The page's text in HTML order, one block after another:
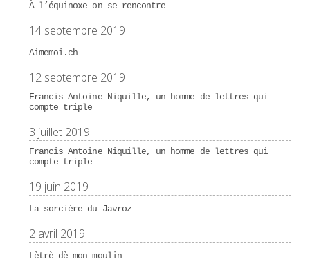
À l’équinoxe on se rencontre
14 septembre 2019
Aimemoi.ch
12 septembre 2019
Francis Antoine Niquille, un homme de lettres qui
compte triple
3 juillet 2019
Francis Antoine Niquille, un homme de lettres qui
compte triple
19 juin 2019
La sorcière du Javroz
2 avril 2019
Lètrè dè mon moulin